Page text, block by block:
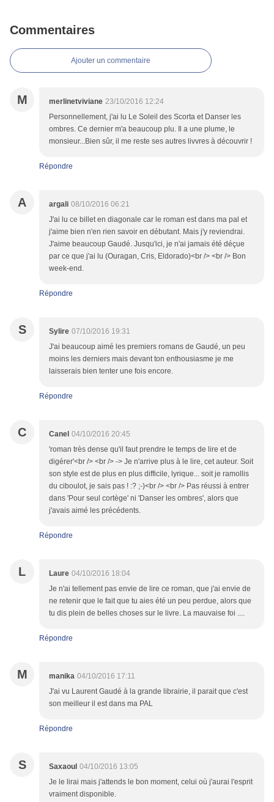
Commentaires
Ajouter un commentaire
M merlinetviviane 23/10/2016 12:24
Personnellement, j'ai lu Le Soleil des Scorta et Danser les
ombres. Ce dernier m'a beaucoup plu. Il a une plume, le
monsieur...Bien sûr, il me reste ses autres livvres à découvrir !
Répondre
A argali 08/10/2016 06:21
J'ai lu ce billet en diagonale car le roman est dans ma pal et
j'aime bien n'en rien savoir en débutant. Mais j'y reviendrai.
J'aime beaucoup Gaudé. Jusqu'ici, je n'ai jamais été déçue
par ce que j'ai lu (Ouragan, Cris, Eldorado)<br /> <br /> Bon
week-end.
Répondre
S Sylire 07/10/2016 19:31
J'ai beaucoup aimé les premiers romans de Gaudé, un peu
moins les derniers mais devant ton enthousiasme je me
laisserais bien tenter une fois encore.
Répondre
C Canel 04/10/2016 20:45
'roman très dense qu'il faut prendre le temps de lire et de
digérer'<br /> <br /> -> Je n'arrive plus à le lire, cet auteur. Soit
son style est de plus en plus difficile, lyrique... soit je ramollis
du ciboulot, je sais pas ! :? ;-)<br /> <br /> Pas réussi à entrer
dans 'Pour seul cortège' ni 'Danser les ombres', alors que
j'avais aimé les précédents.
Répondre
L Laure 04/10/2016 18:04
Je n'ai tellement pas envie de lire ce roman, que j'ai envie de
ne retenir que le fait que tu aies été un peu perdue, alors que
tu dis plein de belles choses sur le livre. La mauvaise foi ....
Répondre
M manika 04/10/2016 17:11
J'ai vu Laurent Gaudé à la grande librairie, il parait que c'est
son meilleur il est dans ma PAL
Répondre
S Saxaoul 04/10/2016 13:05
Je le lirai mais j'attends le bon moment, celui où j'aurai l'esprit
vraiment disponible.